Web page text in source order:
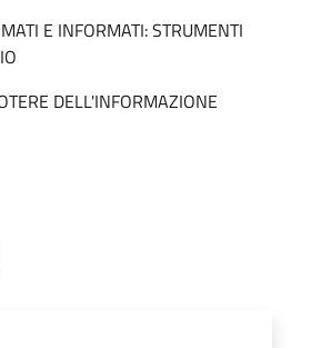
E INFORMATI: STRUMENTI
DELL'INFORMAZIONE